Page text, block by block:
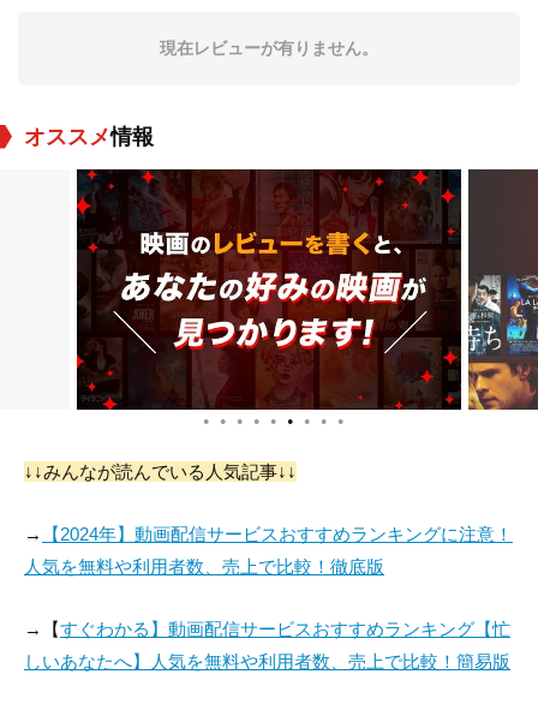
現在レビューが有りません。
オススメ情報
● ● ● ● ● ● ● ● ●
↓↓みんなが読んでいる人気記事↓↓
→
【2024年】動画配信サービスおすすめランキングに注意！
人気を無料や利用者数、売上で比較！徹底版
→【すぐわかる】動画配信サービスおすすめランキング【忙
しいあなたへ】人気を無料や利用者数、売上で比較！簡易版